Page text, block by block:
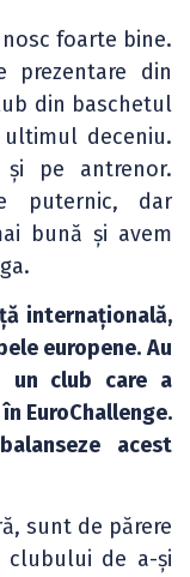
foarte bine.
prezentare din
din baschetul
deceniu.
și pe antrenor.
puternic, dar
bună și avem
internațională,
europene. Au
un club care a
EuroChallenge.
acest
sunt de părere
clubului de a-și